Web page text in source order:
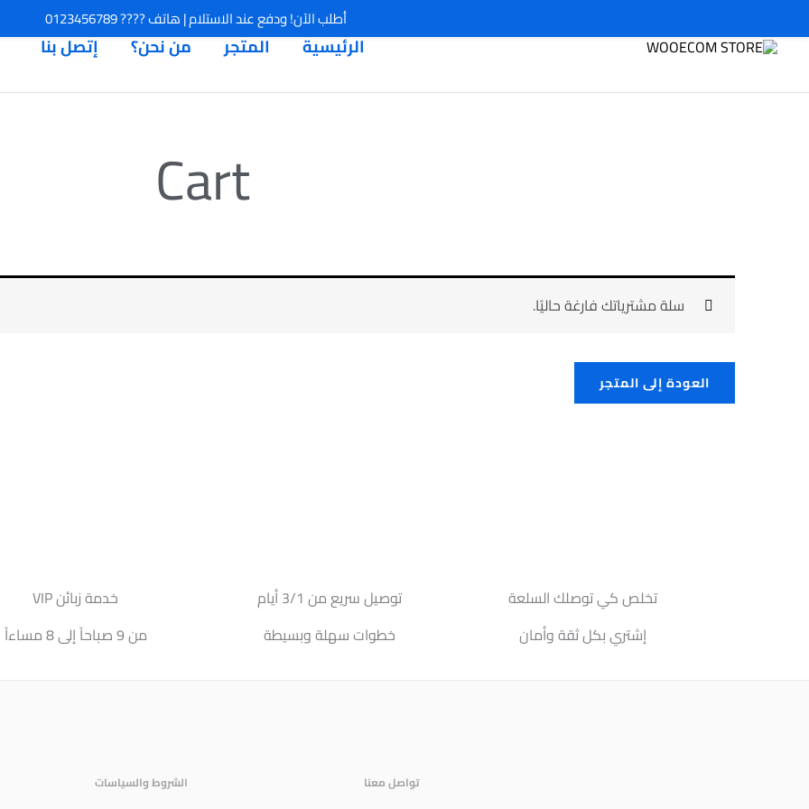
إلى
الرئيسية المتجر من نحن؟ إتصل بنا
Cart
سلة مشترياتك فارغة حاليًا.
العودة إلى المتجر
تخلص كي توصلك السلعة
إشتري بكل ثقة وأمان
توصيل سريع من 3/1 أيام
خطوات سهلة وبسيطة
خدمة زبائن VIP
من 9 صباحاً إلى 8 مساءاً
تواصل معنا الشروط والسياسات
أطلب الآن! ودفع عند الاستلام | هاتف ???? 0123456789